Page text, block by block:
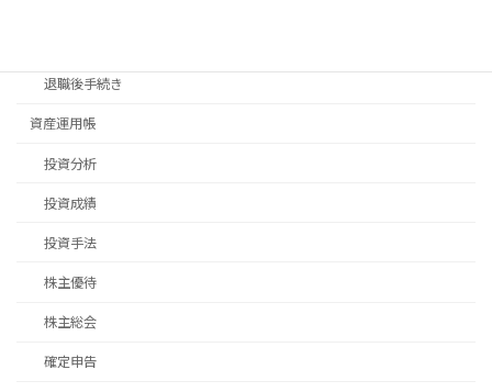
退職後手続き
資産運用帳
投資分析
投資成績
投資手法
株主優待
株主総会
確定申告